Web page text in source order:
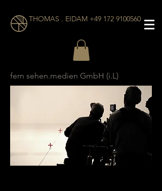
THOMAS . EIDAM +49 172 9100560
fern sehen.medien GmbH (i.L)